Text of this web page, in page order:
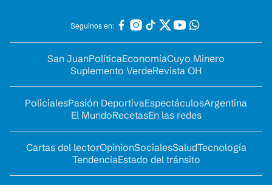
Seguinos en:
San JuanPolíticaEconomíaCuyo Minero
Suplemento VerdeRevista OH
PolicialesPasión DeportivaEspectáculosArgentina
El MundoRecetasEn las redes
Cartas del lectorOpinionSocialesSaludTecnología
TendenciaEstado del tránsito